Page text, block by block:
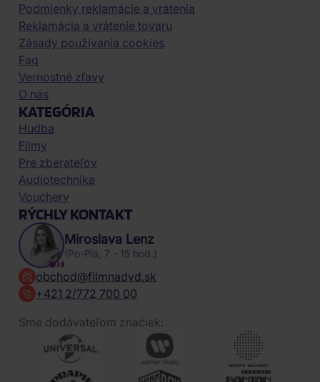
Podmienky reklamácie a vrátenia
Reklamácia a vrátenie tovaru
Zásady používania cookies
Faq
Vernostné zľavy
O nás
KATEGÓRIA
Hudba
Filmy
Pre zberateľov
Audiotechnika
Vouchery
RÝCHLY KONTAKT
Miroslava Lenz
(Po-Pia, 7 - 15 hod.)
obchod@filmnadvd.sk
+421 2/772 700 00
Sme dodávateľom značiek: